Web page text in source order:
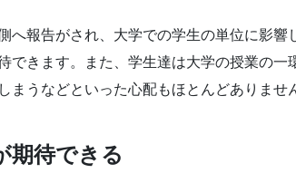
へ報告がされ、大学での学生の単位に影響
できます。また、学生達は大学の授業の
まうなどといった心配もほとんどありませ
期待できる